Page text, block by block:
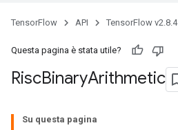
TensorFlow API TensorFlow v2.8.4
Questa pagina è stata utile?
RiscBinaryArithmetic
Su questa pagina